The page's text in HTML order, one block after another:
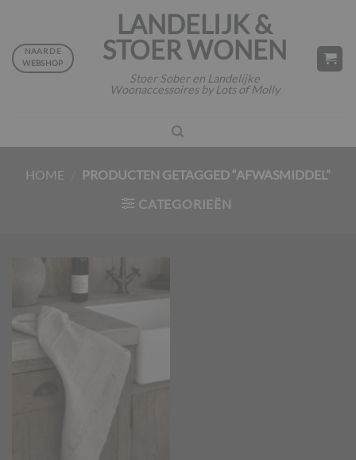
inhoud
LANDELIJK &
STOER WONEN
Stoer Sober en Landelijke
Woonaccessoires by Lots of Molly
NAAR DE
WEBSHOP
HOME
PRODUCTEN GETAGGED “AFWASMIDDEL”
CATEGORIEËN